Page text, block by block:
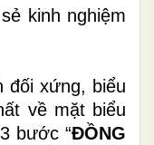
kinh nghiệm
đối xứng, biểu
về mặt biểu
bước “ĐỒNG